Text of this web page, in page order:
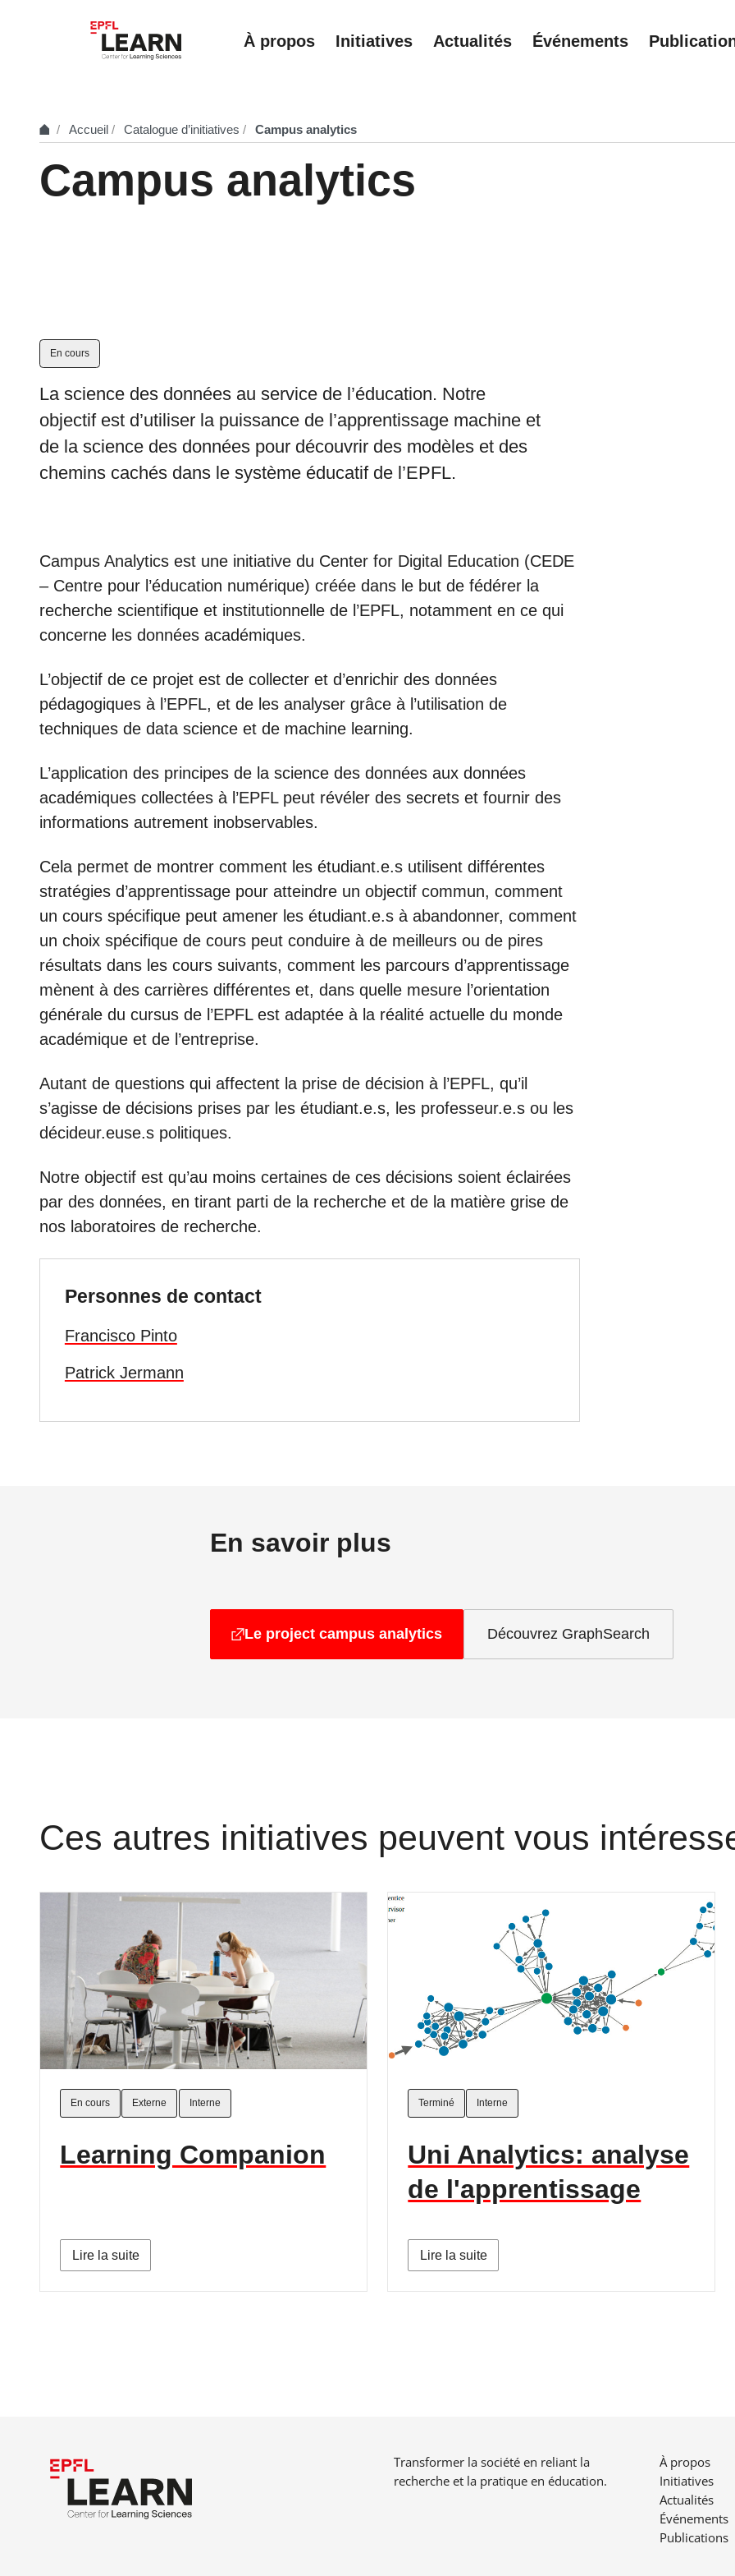
À propos Initiatives Actualités Événements
Accueil Catalogue d’initiatives Campus analytics
Campus analytics
En cours
La science des données au service de l’éducation. Notre
objectif est d’utiliser la puissance de l’apprentissage machine et
de la science des données pour découvrir des modèles et des
chemins cachés dans le système éducatif de l’EPFL.
Campus Analytics est une initiative du Center for Digital Education (CEDE
– Centre pour l’éducation numérique) créée dans le but de fédérer la
recherche scientifique et institutionnelle de l’EPFL, notamment en ce qui
concerne les données académiques.
L’objectif de ce projet est de collecter et d’enrichir des données
pédagogiques à l’EPFL, et de les analyser grâce à l’utilisation de
techniques de data science et de machine learning.
L’application des principes de la science des données aux données
académiques collectées à l’EPFL peut révéler des secrets et fournir des
informations autrement inobservables.
Cela permet de montrer comment les étudiant.e.s utilisent différentes
stratégies d’apprentissage pour atteindre un objectif commun, comment
un cours spécifique peut amener les étudiant.e.s à abandonner, comment
un choix spécifique de cours peut conduire à de meilleurs ou de pires
résultats dans les cours suivants, comment les parcours d’apprentissage
mènent à des carrières différentes et, dans quelle mesure l’orientation
générale du cursus de l’EPFL est adaptée à la réalité actuelle du monde
académique et de l’entreprise.
Autant de questions qui affectent la prise de décision à l’EPFL, qu’il
s’agisse de décisions prises par les étudiant.e.s, les professeur.e.s ou les
décideur.euse.s politiques.
Notre objectif est qu’au moins certaines de ces décisions soient éclairées
par des données, en tirant parti de la recherche et de la matière grise de
nos laboratoires de recherche.
Personnes de contact
Francisco Pinto
Patrick Jermann
En savoir plus
Le project campus analytics Découvrez GraphSearch
Ces autres initiatives peuvent vous
En cours Externe Interne
Learning Companion
Lire la suite
Terminé Interne
Uni Analytics: analyse
de l'apprentissage
Lire la suite
Transformer la société en reliant la
recherche et la pratique en éducation.
À propos
Initiatives
Actualités
Événements
Publications